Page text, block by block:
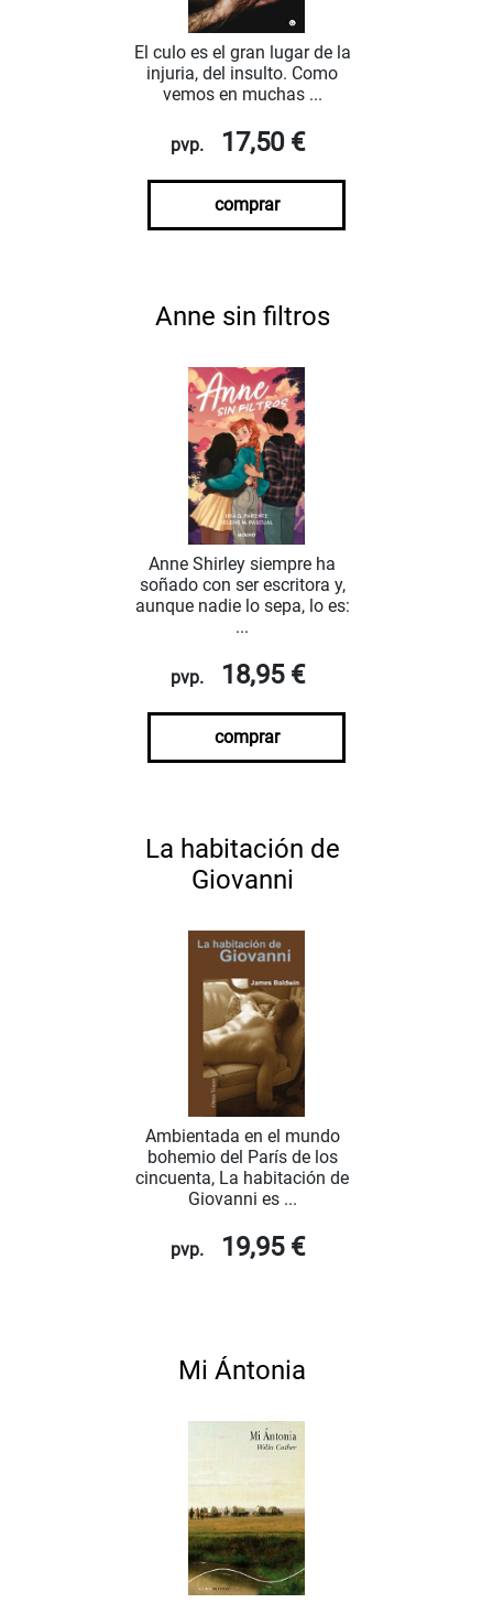
El culo es el gran lugar de la
injuria, del insulto. Como
vemos en muchas ...
pvp. 17,50 €
comprar
Anne sin filtros
Anne Shirley siempre ha
soñado con ser escritora y,
aunque nadie lo sepa, lo es:
...
pvp. 18,95 €
comprar
La habitación de
Giovanni
Ambientada en el mundo
bohemio del París de los
cincuenta, La habitación de
Giovanni es ...
pvp. 19,95 €
Mi Ántonia